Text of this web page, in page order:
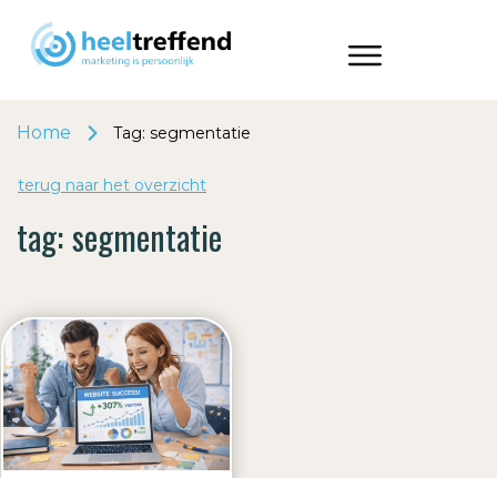
Home Tag: segmentatie
terug naar het overzicht
tag:segmentatie